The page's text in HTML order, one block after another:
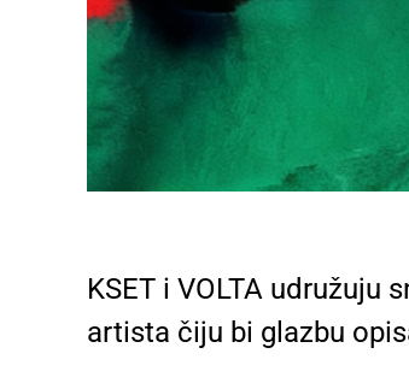
KSET i VOLTA udružuju
artista čiju bi glazbu